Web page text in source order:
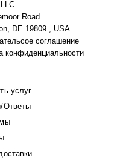
Road
DE 19809 , USA
соглашение
конфиденциальности
услуг
Ответы